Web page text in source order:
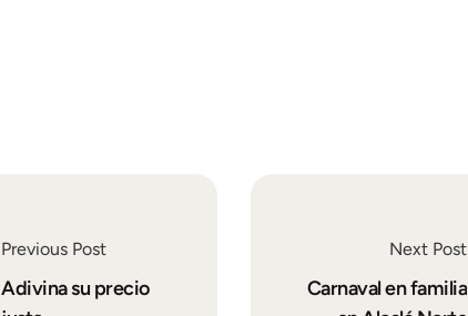
Previous Post
Adivina su precio
Next Post
Carnaval en familia